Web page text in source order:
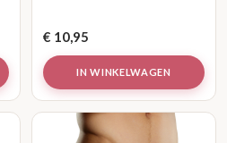
€ 10,95
IN WINKELWAGEN